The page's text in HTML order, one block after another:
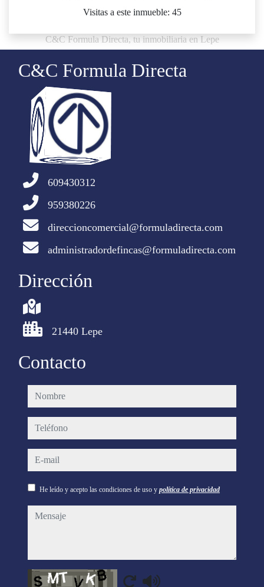
Visitas a este inmueble: 45
C&C Formula Directa, tu inmobiliaria en Lepe
C&C Formula Directa
609430312
959380226
direccioncomercial@formuladirecta.com
administradordefincas@formuladirecta.com
Dirección
21440 Lepe
Contacto
nombre
teléfono
e-mail
He leído y acepto las condiciones de uso y política de privacidad
mensaje
Captcha